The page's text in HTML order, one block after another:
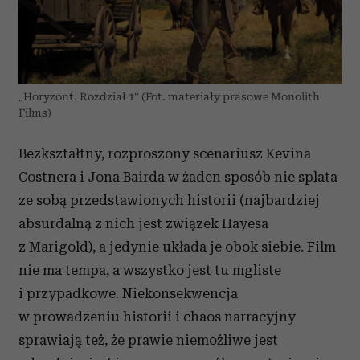
„Horyzont. Rozdział 1” (Fot. materiały prasowe Monolith
Films)
Bezkształtny, rozproszony scenariusz Kevina
Costnera i Jona Bairda w żaden sposób nie splata
ze sobą przedstawionych historii (najbardziej
absurdalną z nich jest związek Hayesa
z Marigold), a jedynie układa je obok siebie. Film
nie ma tempa, a wszystko jest tu mgliste
i przypadkowe. Niekonsekwencja
w prowadzeniu historii i chaos narracyjny
sprawiają też, że prawie niemożliwe jest